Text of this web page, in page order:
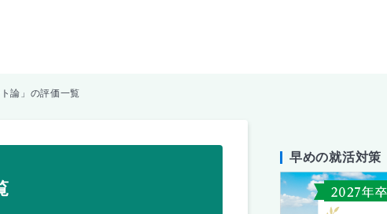
論」の評価一覧
早めの就活対策